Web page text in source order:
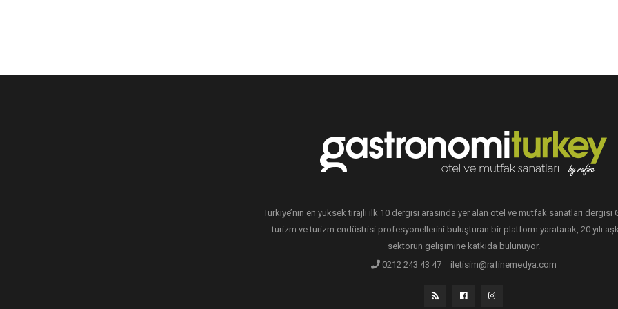
Türkiye’nin en yüksek tirajlı ilk 10 dergisi arasında yer alan otel ve mutfak sanatları dergisi
turizm ve turizm endüstrisi profesyonellerini buluşturan bir platform yaratarak, 20 yılı
sektörün gelişimine katkıda bulunuyor.
0212 243 43 47
iletisim@rafinemedya.com